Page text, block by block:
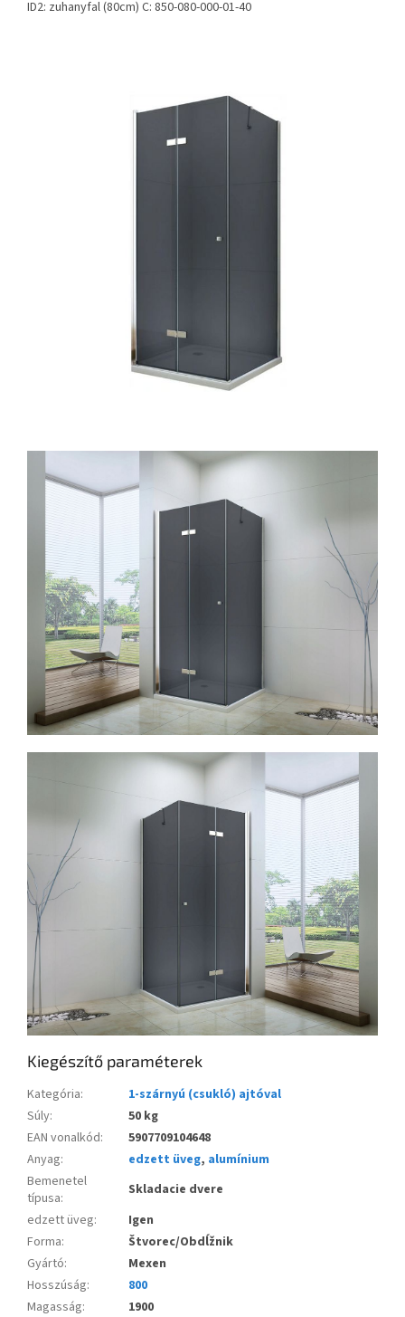
ID2: zuhanyfal (80cm) C: 850-080-000-01-40
Kiegészítő paraméterek
Kategória:
1-szárnyú (csukló) ajtóval
Súly:
50 kg
EAN vonalkód:
5907709104648
Anyag: edzett üveg, alumínium
Bemenetel
típusa:
Skladacie dvere
edzett üveg:
Igen
Forma:
Štvorec/Obdĺžnik
Gyártó:
Mexen
Hosszúság:
800
Magasság:
1900